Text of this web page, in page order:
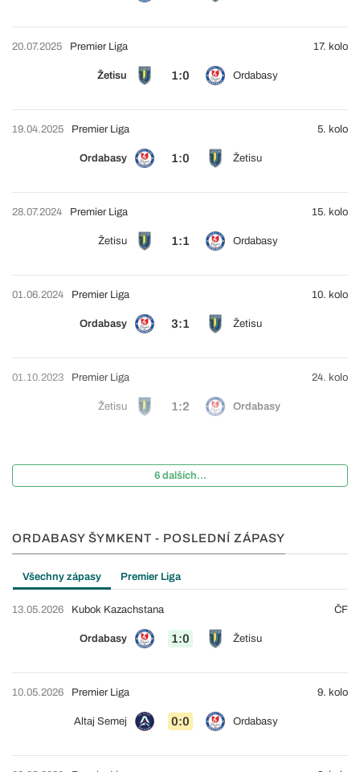
20.07.2025
Žetisu 1:0 Ordabasy
Premier Liga 17. kolo
19.04.2025
Ordabasy 1:0 Žetisu
Premier Liga 5. kolo
28.07.2024
Žetisu 1:1 Ordabasy
Premier Liga 15. kolo
01.06.2024
Ordabasy 3:1 Žetisu
Premier Liga 10. kolo
01.10.2023
Žetisu 1:2 Ordabasy
Premier Liga 24. kolo
6 dalších...
ORDABASY ŠYMKENT - POSLEDNÍ ZÁPASY
Všechny zápasy Premier Liga
13.05.2026
Ordabasy 1:0 Žetisu
Kubok Kazachstana ČF
10.05.2026
Altaj Semej 0:0 Ordabasy
Premier Liga 9. kolo